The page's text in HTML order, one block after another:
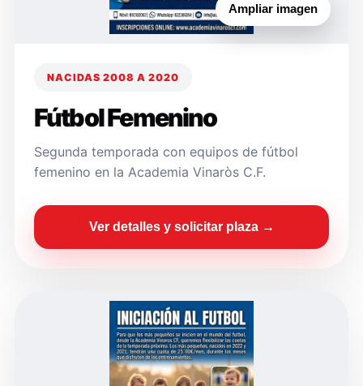
Ampliar imagen
NACIDAS 2008 A 2020
Fútbol Femenino
Segunda temporada con equipos de fútbol
femenino en la Academia Vinaròs C.F.
Ver detalles y solicitar plaza →